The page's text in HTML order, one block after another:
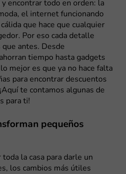
encontrar todo en orden: la
el internet funcionando
que hace que cualquier
Por eso cada detalle
antes. Desde
tiempo hasta gadgets
mejor es que ya no hace falta
para encontrar descuentos
te contamos algunas de
para ti!
pequeños
la casa para darle un
los cambios más útiles